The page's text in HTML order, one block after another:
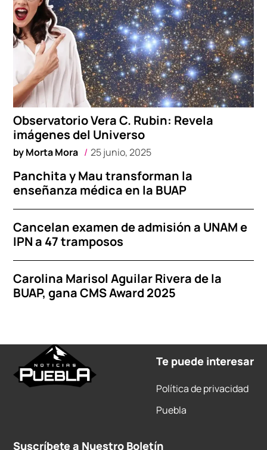
Observatorio Vera C. Rubin: Revela
imágenes del Universo
byMorta Mora 25 junio, 2025
Panchita y Mau transforman la
enseñanza médica en la BUAP
Cancelan examen de admisión a UNAM e
IPN a 47 tramposos
Carolina Marisol Aguilar Rivera de la
BUAP, gana CMS Award 2025
Te puede interesar
Política de privacidad
Puebla
Suscríbete a Nuestro Boletín